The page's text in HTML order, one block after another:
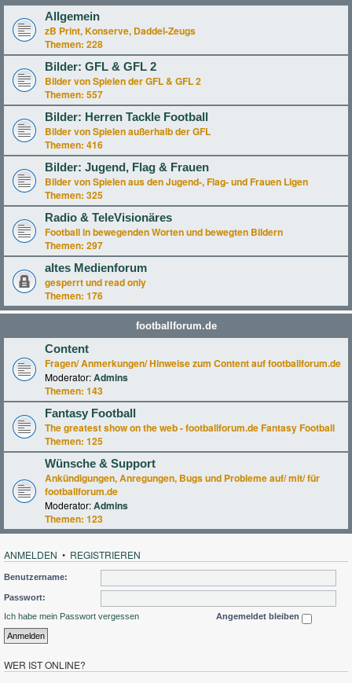
Allgemein
zB Print, Konserve, Daddel-Zeugs
Themen: 228
Bilder: GFL & GFL 2
Bilder von Spielen der GFL & GFL 2
Themen: 557
Bilder: Herren Tackle Football
Bilder von Spielen außerhalb der GFL
Themen: 416
Bilder: Jugend, Flag & Frauen
Bilder von Spielen aus den Jugend-, Flag- und Frauen Ligen
Themen: 325
Radio & TeleVisionäres
Football in bewegenden Worten und bewegten Bildern
Themen: 297
altes Medienforum
gesperrt und read only
Themen: 176
footballforum.de
Content
Fragen/ Anmerkungen/ Hinweise zum Content auf footballforum.de
Moderator:Admins
Themen: 143
Fantasy Football
The greatest show on the web - footballforum.de Fantasy Football
Themen: 125
Wünsche & Support
Ankündigungen, Anregungen, Bugs und Probleme auf/ mit/ für
footballforum.de
Moderator:Admins
Themen: 123
ANMELDEN • REGISTRIEREN
Benutzername:
Passwort:
Ich habe mein Passwort vergessen
Angemeldet bleiben
WER IST ONLINE?